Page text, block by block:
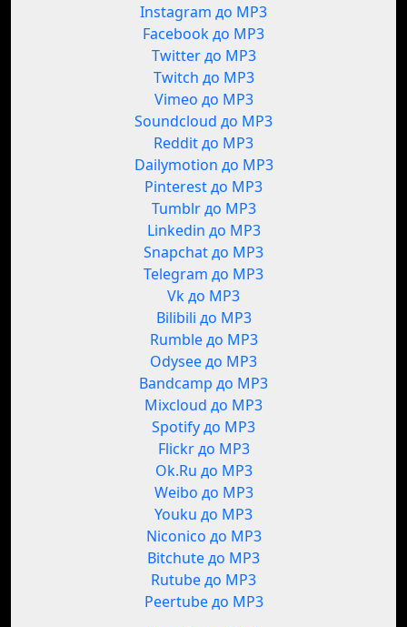
Instagram до MP3
Facebook до MP3
Twitter до MP3
Twitch до MP3
Vimeo до MP3
Soundcloud до MP3
Reddit до MP3
Dailymotion до MP3
Pinterest до MP3
Tumblr до MP3
Linkedin до MP3
Snapchat до MP3
Telegram до MP3
Vk до MP3
Bilibili до MP3
Rumble до MP3
Odysee до MP3
Bandcamp до MP3
Mixcloud до MP3
Spotify до MP3
Flickr до MP3
Ok.Ru до MP3
Weibo до MP3
Youku до MP3
Niconico до MP3
Bitchute до MP3
Rutube до MP3
Peertube до MP3